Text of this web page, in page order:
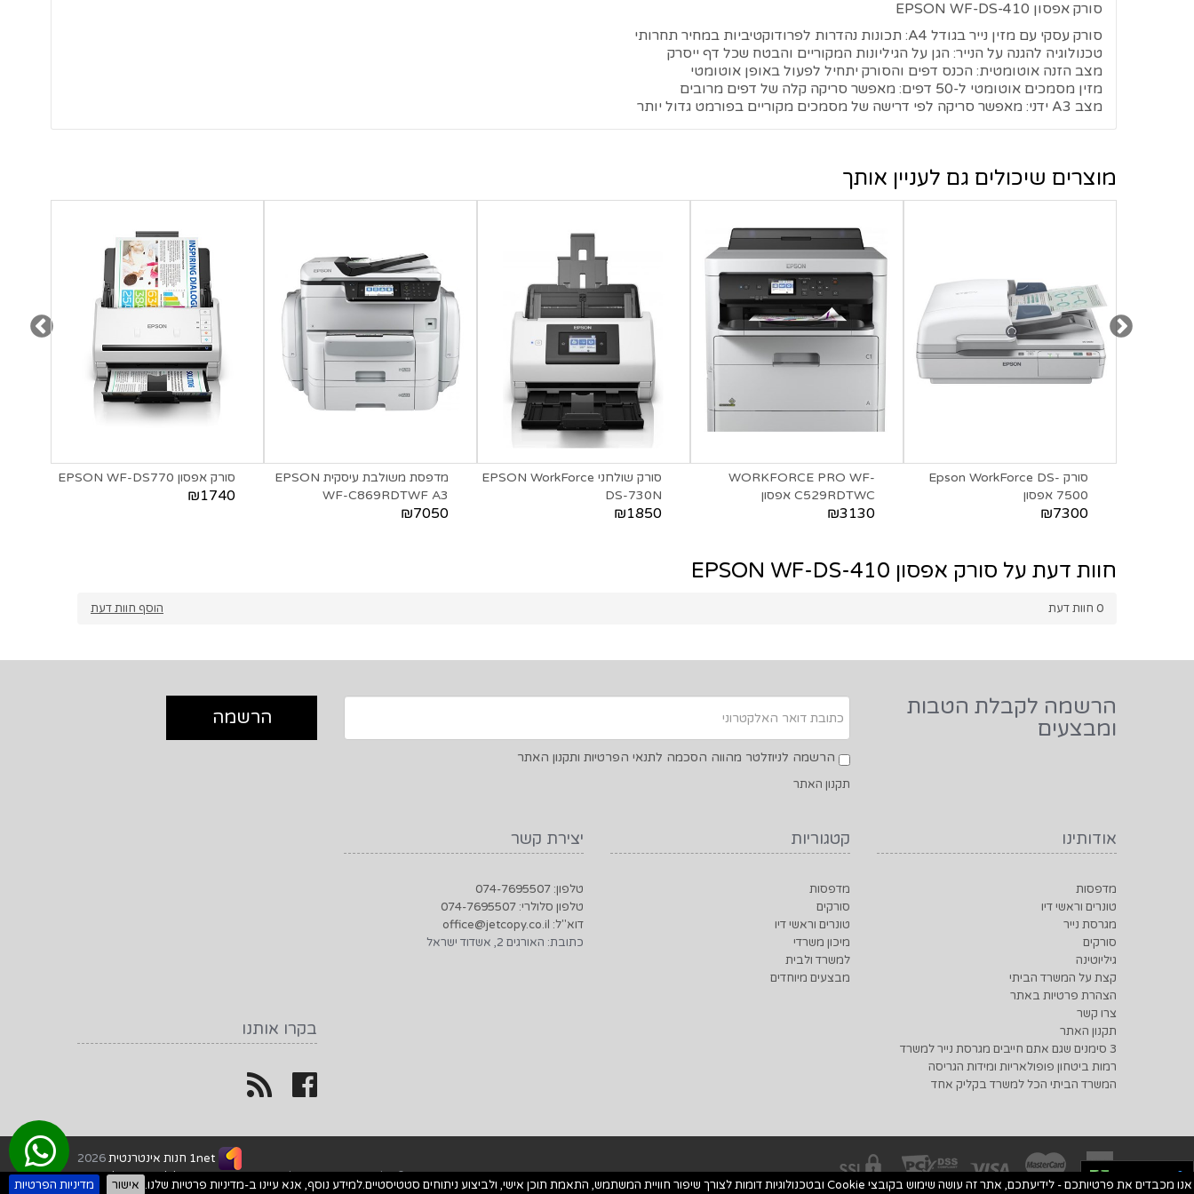
אנו מכבדים את פרטיותכם - לידיעתכם, אתר זה עושה שימוש בקובצי Cookie ובטכנולוגיות דומות לצורך שיפור חוויית המשתמש, התאמת תוכן אישי, ולביצוע ניתוחים סטטיסטיים.למידע נוסף, אנא עיינו ב-מדיניות פרטיות שלנו. אישור מדיניות הפרטיות
סורק אפסון EPSON WF-DS-410
סורק עסקי עם מזין נייר בגודל A4: תכונות נהדרות לפרודוקטיביות במחיר תחרותי
טכנולוגיה להגנה על הנייר: הגן על הגיליונות המקוריים והבטח שכל דף ייסרק
מצב הזנה אוטומטית: הכנס דפים והסורק יתחיל לפעול באופן אוטומטי
מזין מסמכים אוטומטי ל-50 דפים: מאפשר סריקה קלה של דפים מרובים
מצב A3 ידני: מאפשר סריקה לפי דרישה של מסמכים מקוריים בפורמט גדול יותר
מוצרים שיכולים גם לעניין אותך
סורק אפסון EPSON WF-DS770
₪1740
מדפסת משולבת עיסקית EPSON
WF-C869RDTWF A3
₪7050
סורק שולחני EPSON WorkForce
DS-730N
₪1850
WORKFORCE PRO WF-
C529RDTW‎C אפסון
₪3130
סורק Epson WorkForce DS-
7500 אפסון
₪7300
חוות דעת על סורק אפסון EPSON WF-DS-410
0 חוות דעת הוסף חוות דעת
הרשמה לקבלת הטבות
ומבצעים
הרשמה לניוזלטר מהווה הסכמה לתנאי הפרטיות ותקנון האתר
תקנון האתר
אודותינו
מדפסות
טונרים וראשי דיו
מגרסת נייר
סורקים
גיליוטינה
קצת על המשרד הביתי
הצהרת פרטיות באתר
צרו קשר
תקנון האתר
3 סימנים שגם אתם חייבים מגרסת נייר למשרד
רמות ביטחון פופולאריות ומידות הגריסה
המשרד הביתי הכל למשרד בקליק אחד
קטגוריות
מדפסות
סורקים
טונרים וראשי דיו
מיכון משרדי
למשרד ולבית
מבצעים מיוחדים
יצירת קשר
טלפון: 074-7695507
טלפון סלולרי: 074-7695507
דוא"ל: office@jetcopy.co.il
כתובת: האורגים 2, אשדוד ישראל
בקרו אותנו
1net חנות אינטרנטית
2026
© כל הזכויות שמורות על ידי המשרד הביתי - הכל למשרד בקליק אחד נגישות